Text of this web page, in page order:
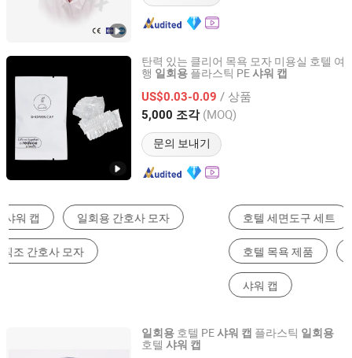
탄력 있는 클리어 목욕 모자 미용실 호텔 여
행 일회용 플라스틱 PE샤워 캡
US$0.03-0.09 / 상품
5,000 조각 (MOQ)
문의 보내기
Jiangsu Leju Cosmetics Co., Ltd.
Jiangsu, China 이후 2025
호텔 세면도구 세트 일회용 의료 소모품
호텔 목욕 제품 기타 호텔 용품
일회용 호텔 PE샤워 캡 플라스틱 일회용
호텔 샤워 캡
Xiantao Generalcare Protection Products Co., Ltd.